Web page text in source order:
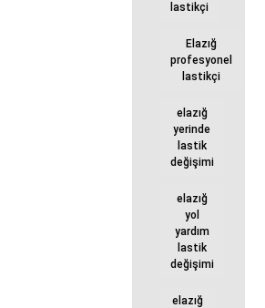
lastikçi
Elazığ
profesyonel
lastikçi
elazığ
yerinde
lastik
değişimi
elazığ
yol
yardım
lastik
değişimi
elazığ